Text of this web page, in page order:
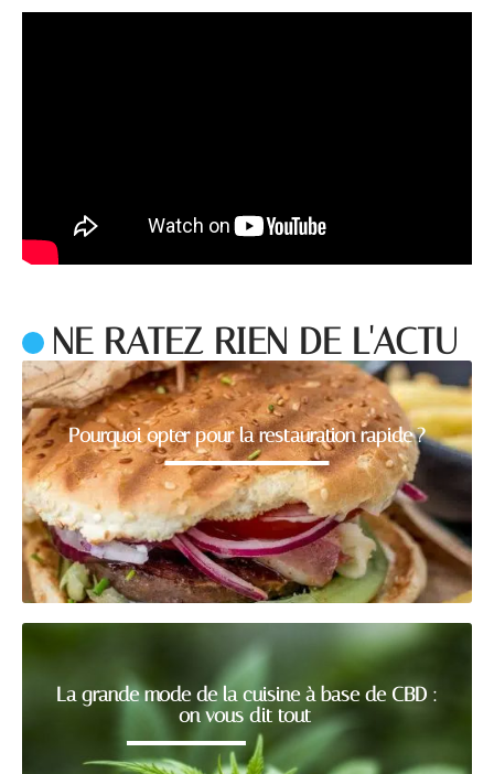
NE RATEZ RIEN DE L'ACTU
Pourquoi opter pour la restauration rapide ?
La grande mode de la cuisine à base de CBD :
on vous dit tout